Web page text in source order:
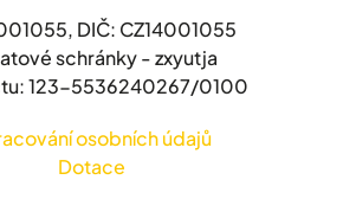
DIČ: CZ14001055
schránky - zxyutja
123-5536240267/0100
osobních údajů
Dotace